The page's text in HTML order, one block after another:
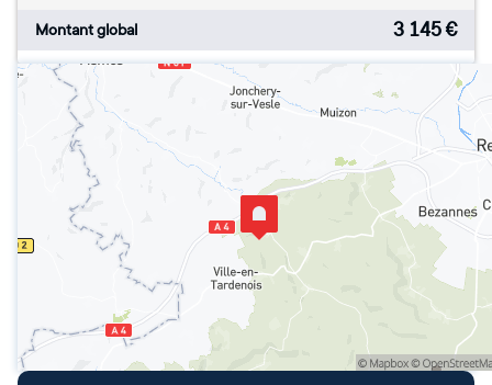
Montant global 3 145€